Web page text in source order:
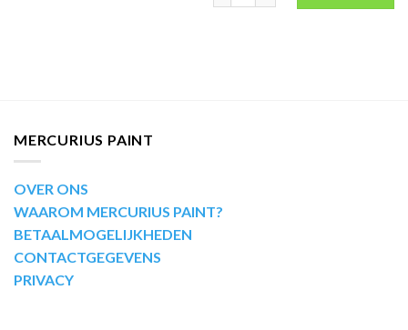
MERCURIUS PAINT
OVER ONS
WAAROM MERCURIUS PAINT?
BETAALMOGELIJKHEDEN
CONTACTGEGEVENS
PRIVACY